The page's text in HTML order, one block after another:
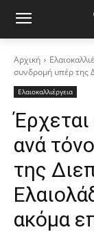
Αρχική
συνδρομή υπέρ της
Ελαιοκαλλιέργεια
ανά
της
ακόμα